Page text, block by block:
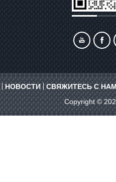
НОВОСТИ
СВЯЖИТЕСЬ С
Copyright ©